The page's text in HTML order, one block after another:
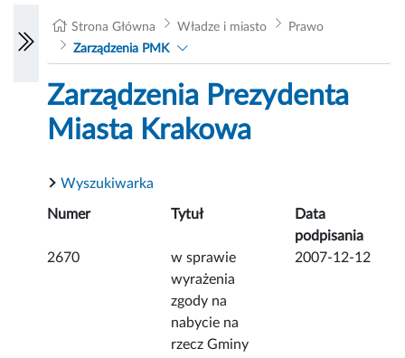
Strona Główna Władze i miasto
Prawo
Zarządzenia PMK
Zarządzenia Prezydenta
Miasta Krakowa
Wyszukiwarka
Numer Tytuł
Data
podpisania
2670
w sprawie
wyrażenia
zgody na
nabycie na
rzecz Gminy
2007-12-12